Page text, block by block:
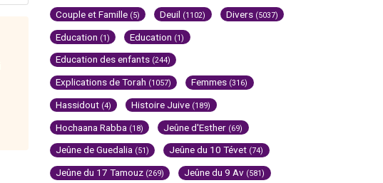
Couple et Famille (5) Deuil (1102) Divers (5037)
Education (1) Education (1)
Education des enfants (244)
Explications de Torah (1057) Femmes (316)
Hassidout (4) Histoire Juive (189)
Hochaana Rabba (18) Jeûne d'Esther (69)
Jeûne de Guedalia (51) Jeûne du 10 Tévet (74)
Jeûne du 17 Tamouz (269) Jeûne du 9 Av (581)